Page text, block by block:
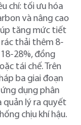
chí: tối ưu hóa
và nâng cao
tăng mức tiết
thải thêm 8-
28%, đồng
tái chế. Trên
ba giai đoạn
dụng phân
quản lý ra quyết
chịu khí hậu.